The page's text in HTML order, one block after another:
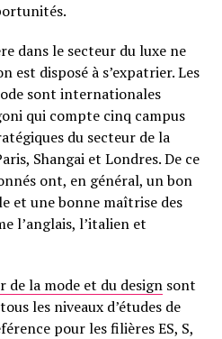
dans le secteur du luxe ne
est disposé à s’expatrier. Les
sont internationales
qui compte cinq campus
du secteur de la
Shangai et Londres. De ce
ont, en général, un bon
et une bonne maîtrise des
l’anglais, l’italien et
de la mode et du design sont
les niveaux d’études de
pour les filières ES, S,